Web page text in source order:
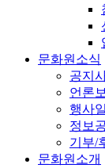
문화원소식
공지
언론
행사
정보
기부/
문화원소개